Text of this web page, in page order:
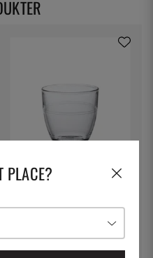
DURALEX
Tumbler 16 cl, Gigogne - Duralex
24:-
PLACE?